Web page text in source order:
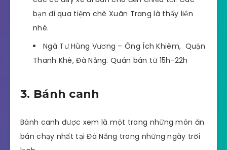
bạn đi qua tiệm chè Xuân Trang là thấy liền
nhé.
Ngã Tư Hùng Vương – Ông Ích Khiêm, Quận
Thanh Khê, Đà Nẵng. Quán bán từ 15h-22h
3. Bánh canh
Bánh canh được xem là một trong những món ăn
bán chạy nhất tại Đà Nẵng trong những ngày trời